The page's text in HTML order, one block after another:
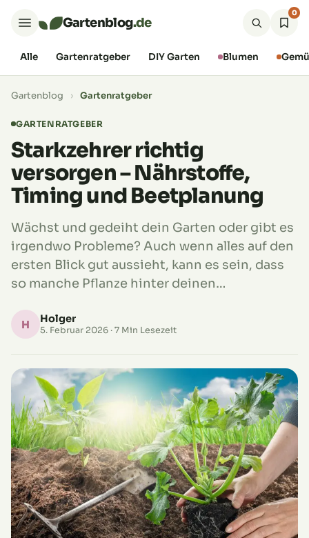
Gartenblog.de
0
Alle Gartenratgeber DIY Garten Blumen
Gartenblog › Gartenratgeber
GARTENRATGEBER
Starkzehrer richtig
versorgen – Nährstoffe,
Timing und Beetplanung
Wächst und gedeiht dein Garten oder gibt es
irgendwo Probleme? Auch wenn alles auf den
ersten Blick gut aussieht, kann es sein, dass
so manche Pflanze hinter deinen…
H Holger
5. Februar 2026 · 7 Min Lesezeit